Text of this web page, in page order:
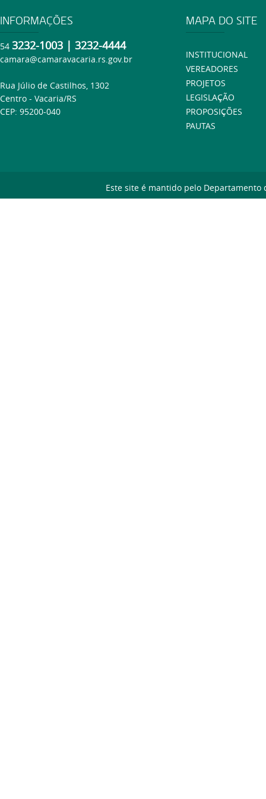
INFORMAÇÕES
54 3232-1003 | 3232-4444
camara@camaravacaria.rs.gov.br
Rua Júlio de Castilhos, 1302
Centro - Vacaria/RS
CEP: 95200-040
MAPA DO SITE
INSTITUCIONAL
VEREADORES
PROJETOS
LEGISLAÇÃO
PROPOSIÇÕES
PAUTAS
Este site é mantido pelo